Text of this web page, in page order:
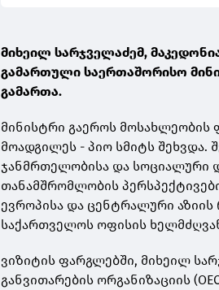
მიხეილ სარჯველაძემ,
გამართული საერთაშორისო
გამართა.
მინისტრი გაეროს მოსახლეობის
მოადგილეს - პიო სმიტს
ჯანმრთელობისა და სოციალური
თანამშრომლობის
ევროპისა და ცენტრალური
საქართველოს ოფისის
ვიზიტის ფარგლებში, მიხეილ
განვითარების ორგანიზაციის